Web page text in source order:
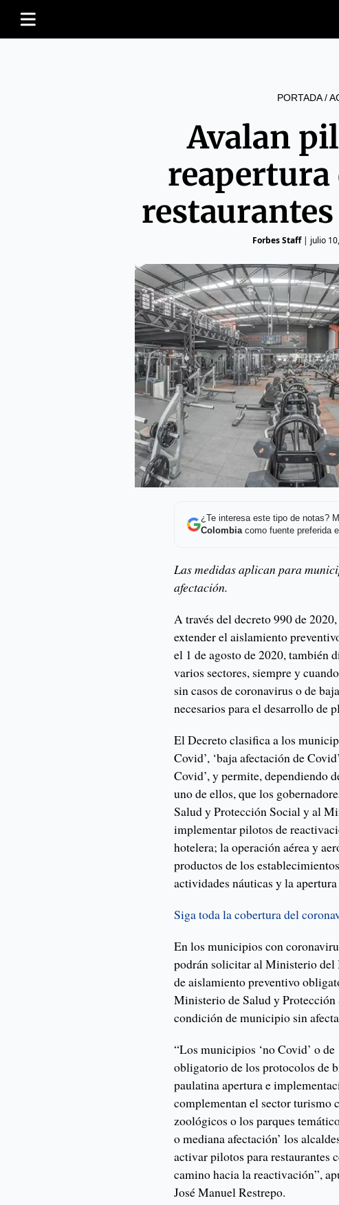
PORTADA/
Avalan
reapertura
Forbes Staff| julio
¿Te interesa este tipo de notas?
Colombiacomo fuente preferida
Las medidas aplican para
afectación.
A través del decreto 990 de
extender el aislamiento
el 1 de agosto de 2020, también
varios sectores, siempre y
sin casos de coronavirus o de
necesarios para el desarrollo de
El Decreto clasifica a los
Covid’, ‘baja afectación de
Covid’, y permite, dependiendo
uno de ellos, que los
Salud y Protección Social y al
implementar pilotos de
hotelera; la operación aérea y
productos de los
actividades náuticas y la
Siga toda la cobertura del
En los municipios con
podrán solicitar al Ministerio
de aislamiento preventivo
Ministerio de Salud y
condición de municipio sin
“Los municipios ‘no Covid’ o
obligatorio de los protocolos de
paulatina apertura e
complementan el sector turismo
zoológicos o los parques
o mediana afectación’ los
activar pilotos para restaurantes
camino hacia la reactivación”,
José Manuel Restrepo.